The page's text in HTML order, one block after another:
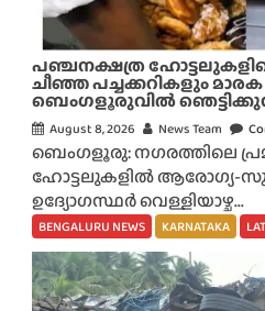
പഞ്ചനക്ഷത്ര
ചീഞ്ഞ പച്ചക്കറികളും
ബെംഗളൂരുവിൽ
August 8, 2026 News Team
ബെംഗളൂരു: നഗരത്തിലെ
ഹോട്ടലുകളിൽ ആരോഗ്യ-
ഉദ്യോഗസ്ഥർ വെള്ളിയാഴ്ച...
BENGALURU NEWS KARNATAKA